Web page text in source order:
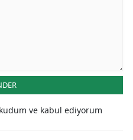
ve kabul ediyorum